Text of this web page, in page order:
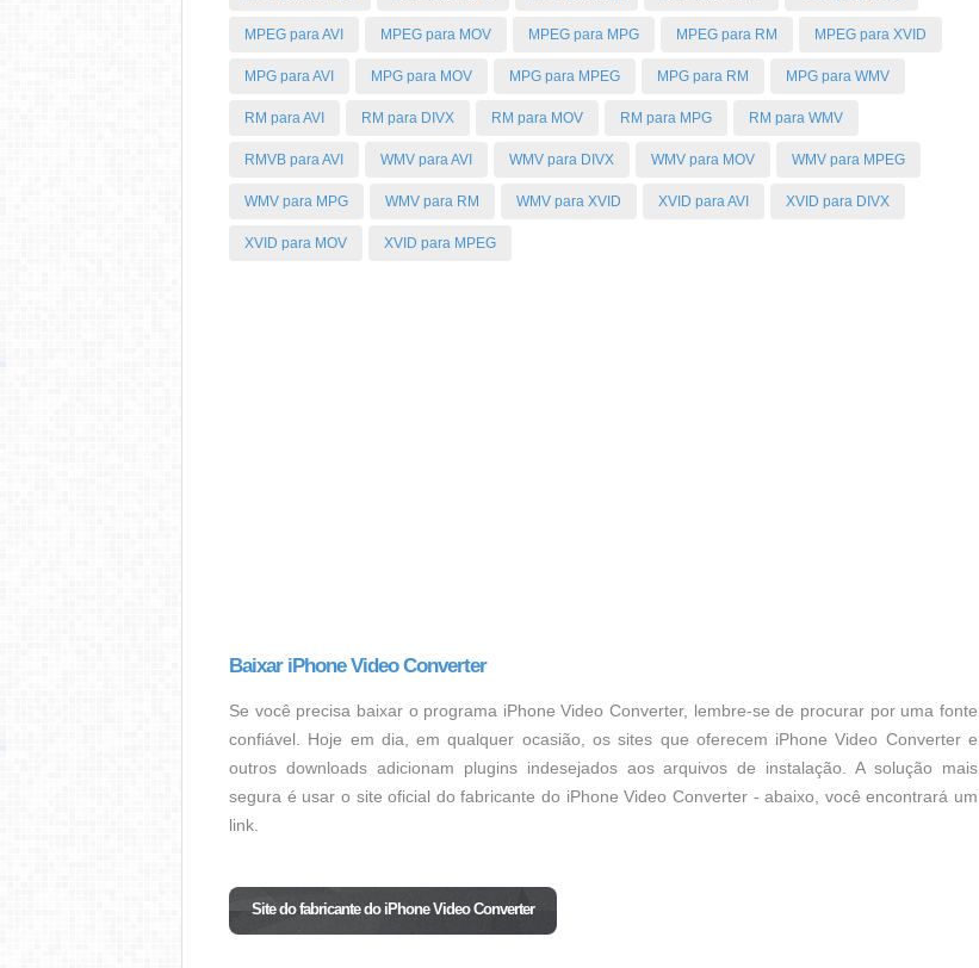
MPEG para AVI MPEG para MOV MPEG para MPG MPEG para RM MPEG para XVID
MPG para AVI MPG para MOV MPG para MPEG MPG para RM MPG para WMV
RM para AVI RM para DIVX RM para MOV RM para MPG RM para WMV
RMVB para AVI WMV para AVI WMV para DIVX WMV para MOV WMV para MPEG
WMV para MPG WMV para RM WMV para XVID XVID para AVI XVID para DIVX
XVID para MOV XVID para MPEG
Baixar iPhone Video Converter
Se você precisa baixar o programa iPhone Video Converter, lembre-se de procurar por uma fonte
confiável. Hoje em dia, em qualquer ocasião, os sites que oferecem iPhone Video Converter e
outros downloads adicionam plugins indesejados aos arquivos de instalação. A solução mais
segura é usar o site oficial do fabricante do iPhone Video Converter - abaixo, você encontrará um
link.
Site do fabricante do iPhone Video Converter